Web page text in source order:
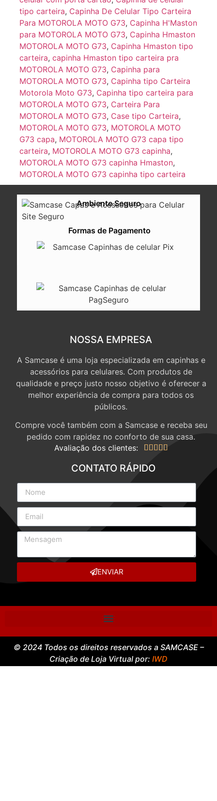
tipo carteira, Capinha De Celular Tipo Carteira
Para MOTOROLA MOTO G73, Capinha H'Maston
para MOTOROLA MOTO G73, Capinha Hmaston
MOTOROLA MOTO G73, Capinha Hmaston tipo
carteira, capinha Hmaston tipo carteira pra
MOTOROLA MOTO G73, Capinha para
MOTOROLA MOTO G73, Capinha tipo Carteira
Motorola Moto G73, Capinha tipo carteira para
MOTOROLA MOTO G73, Carteira Para
MOTOROLA MOTO G73, Case tipo Carteira,
MOTOROLA MOTO G73, MOTOROLA MOTO
G73 capa, MOTOROLA MOTO G73 capa tipo
carteira, MOTOROLA MOTO G73 capinha,
MOTOROLA MOTO G73 capinha Hmaston,
MOTOROLA MOTO G73 capinha tipo carteira
Ambiente Seguro
Formas de Pagamento
NOSSA EMPRESA
A Samcase é uma loja especializada em capinhas e
acessórios para celulares. Com produtos de
qualidade e preço justo nosso objetivo é oferecer a
melhor experiência de compra para todos os
públicos.
Compre você também com a Samcase e receba seu
pedido com rapidez no conforto de sua casa.
Avaliação dos clientes:
    
CONTATO RÁPIDO
ENVIAR
© 2024 Todos os direitos reservados a SAMCASE –
Criação de Loja Virtual por: IWD